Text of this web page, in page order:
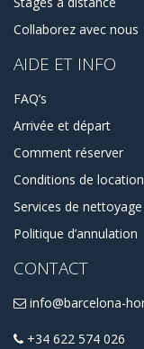
Collaborez avec nous
AIDE ET INFO
FAQ’s
Arrivée et départ
Comment réserver
Conditions de location
Services de nettoyage
Politique d’annulation
CONTACT
info@barcelona-
+34 622 574 026